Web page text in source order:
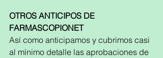
OTROS ANTICIPOS DE
FARMASCOPIONET
Así como anticipamos y cubrimos casi
al mínimo detalle las aprobaciones de